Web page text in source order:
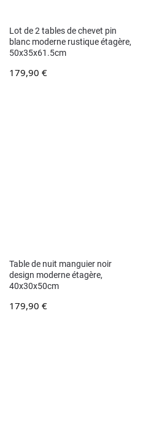
Lot de 2 tables de chevet pin
blanc moderne rustique étagère,
50x35x61.5cm
179,90 €
Table de nuit manguier noir
design moderne étagère,
40x30x50cm
179,90 €